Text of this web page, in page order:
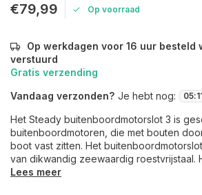
€79,99 Op voorraad
Op werkdagen voor 16 uur besteld
verstuurd
Gratis verzending
Vandaag verzonden? Je hebt nog: 05:
Het Steady buitenboordmotorslot 3 is
buitenboordmotoren, die met bouten
boot vast zitten. Het
van dikwandig zeewaardig roestvrijstaal.
Lees meer